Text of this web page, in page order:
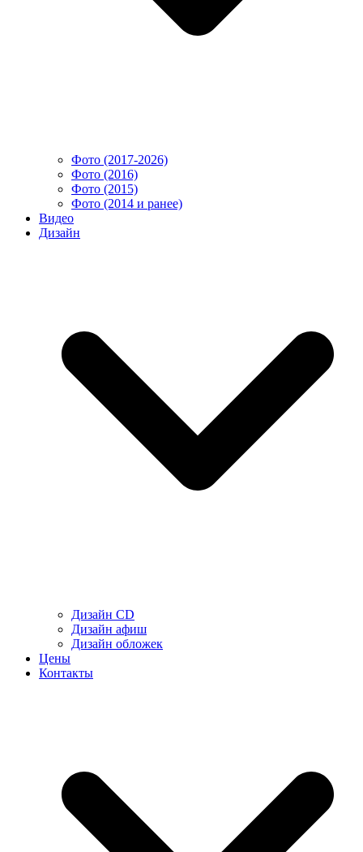
Фото (2017-2026)
Фото (2016)
Фото (2015)
Фото (2014 и ранее)
Видео
Дизайн
Дизайн CD
Дизайн афиш
Дизайн обложек
Цены
Контакты